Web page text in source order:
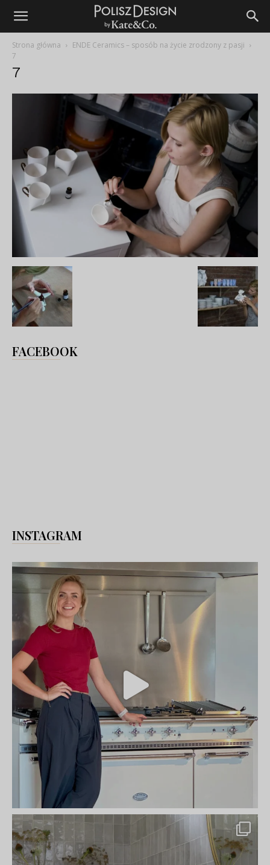
Strona główna
ENDE Ceramics – sposób na życie zrodzony z pasji
7
7
FACEBOOK
INSTAGRAM